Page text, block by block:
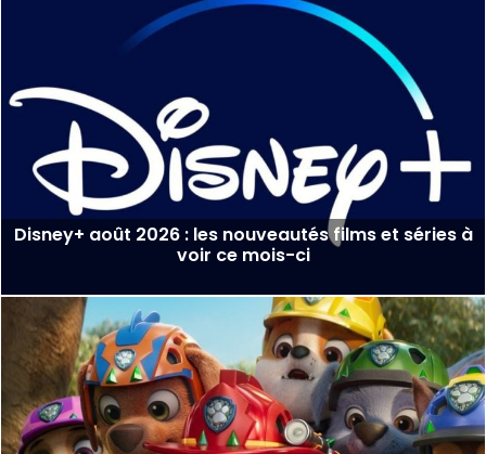
Disney+ août 2026 : les nouveautés films et séries à
voir ce mois-ci